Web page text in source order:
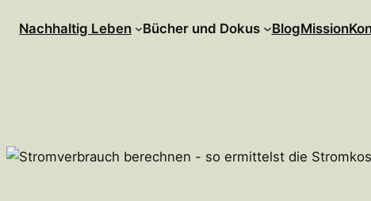
Inhalt
Nachhaltig Leben Bücher und Dokus BlogMission